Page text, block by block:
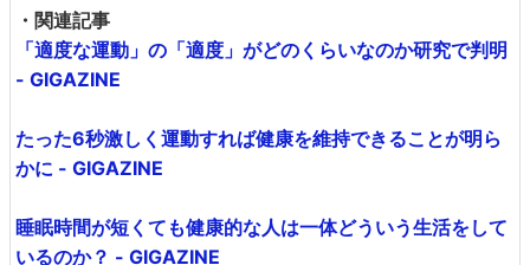
・関連記事
「適度な運動」の「適度」がどのくらいなのか研究で判明
- GIGAZINE
たった6秒激しく運動すれば健康を維持できることが明ら
かに - GIGAZINE
睡眠時間が短くても健康的な人は一体どういう生活をして
いるのか？ - GIGAZINE